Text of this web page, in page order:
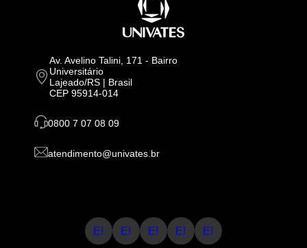
Av. Avelino Talini, 171 - Bairro
Universitário
Lajeado/RS | Brasil
CEP 95914-014
0800 7 07 08 09
atendimento@univates.br
E! E! E! E! E!